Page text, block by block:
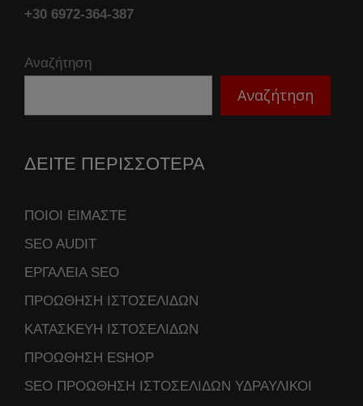
+30 6972-364-387
Αναζήτηση
Αναζήτηση
ΔΕΙΤΕ ΠΕΡΙΣΣΟΤΕΡΑ
ΠΟΙΟΙ ΕΙΜΑΣΤΕ
SEO AUDIT
ΕΡΓΑΛΕΙΑ SEO
ΠΡΟΩΘΗΣΗ ΙΣΤΟΣΕΛΙΔΩΝ
ΚΑΤΑΣΚΕΥΗ ΙΣΤΟΣΕΛΙΔΩΝ
ΠΡΟΩΘΗΣΗ ESHOP
SEO ΠΡΟΩΘΗΣΗ ΙΣΤΟΣΕΛΙΔΩΝ ΥΔΡΑΥΛΙΚΟΙ